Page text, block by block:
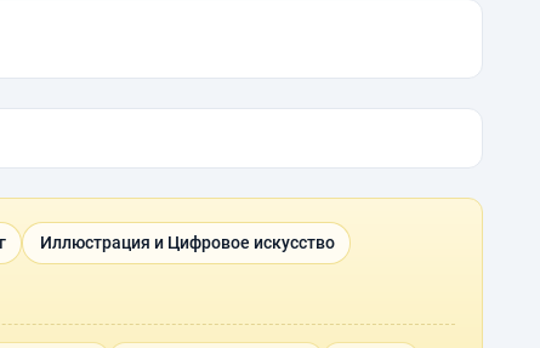
Иллюстрация и Цифровое искусство